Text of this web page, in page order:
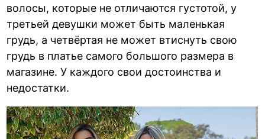
волосы, которые не отличаются густотой, у
третьей девушки может быть маленькая
грудь, а четвёртая не может втиснуть свою
грудь в платье самого большого размера в
магазине. У каждого свои достоинства и
недостатки.